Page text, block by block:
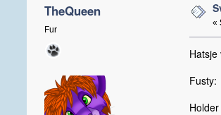
TheQueen
Fur
«
Fusty: